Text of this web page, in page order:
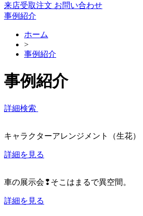
来店受取注文 お問い合わせ
事例紹介
ホーム
>
事例紹介
事例紹介
詳細検索
キャラクターアレンジメント（生花）
詳細を見る
車の展示会❢そこはまるで異空間。
詳細を見る